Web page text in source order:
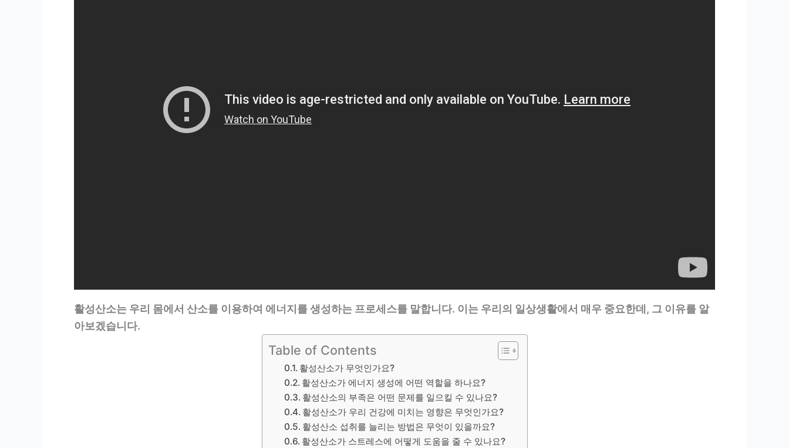
활성산소는 우리 몸에서 산소를 이용하여 에너지를 생성하는 프로세스를 말합니다. 이는 우리의 일상생활에서 매우 중요한데, 그 이유를 알
아보겠습니다.
Table of Contents
활성산소가 무엇인가요?
활성산소가 에너지 생성에 어떤 역할을 하나요?
활성산소의 부족은 어떤 문제를 일으킬 수 있나요?
활성산소가 우리 건강에 미치는 영향은 무엇인가요?
활성산소 섭취를 늘리는 방법은 무엇이 있을까요?
활성산소가 스트레스에 어떻게 도움을 줄 수 있나요?